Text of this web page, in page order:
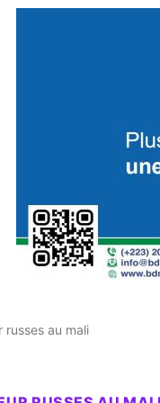
russes au mali